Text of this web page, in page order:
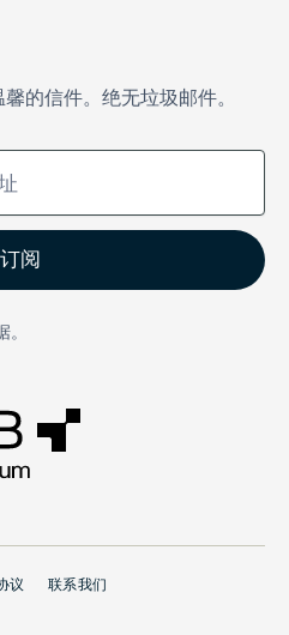
的信件。绝无垃圾邮件。
议 联系我们